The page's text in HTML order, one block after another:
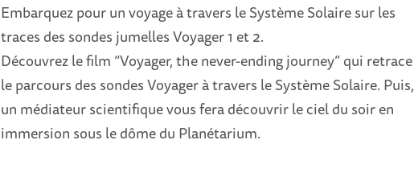
Embarquez pour un voyage à travers le Système Solaire sur les
traces des sondes jumelles Voyager 1 et 2.
Découvrez le film “Voyager, the never-ending journey” qui retrace
le parcours des sondes Voyager à travers le Système Solaire. Puis,
un médiateur scientifique vous fera découvrir le ciel du soir en
immersion sous le dôme du Planétarium.